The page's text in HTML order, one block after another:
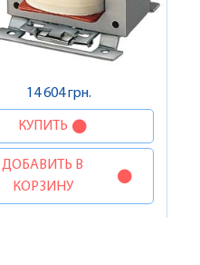
14 604 грн.
КУПИТЬ
ДОБАВИТЬ В
КОРЗИНУ